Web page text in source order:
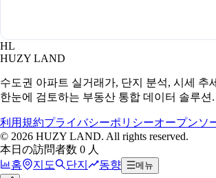
HL
HUZY LAND
수도권 아파트 실거래가, 단지 분석, 시세 추
한눈에 검토하는 부동산 통합 데이터 솔루션.
利用規約プライバシーポリシーオープンソ
© 2026 HUZY LAND. All rights reserved.
本日の訪問者数 0 人
홈
지도 단지 동향 메뉴